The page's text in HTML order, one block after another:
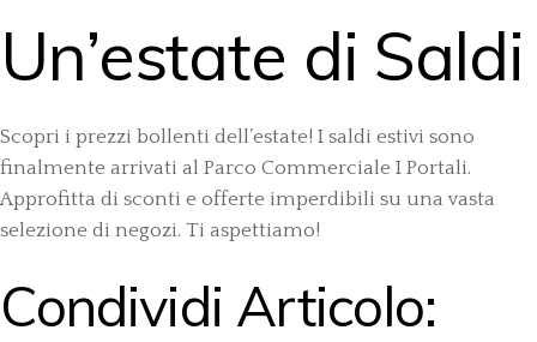
Un’estate di Saldi
Scopri i prezzi bollenti dell’estate! I saldi estivi sono
finalmente arrivati al Parco Commerciale I Portali.
Approfitta di sconti e offerte imperdibili su una vasta
selezione di negozi. Ti aspettiamo!
Condividi Articolo: